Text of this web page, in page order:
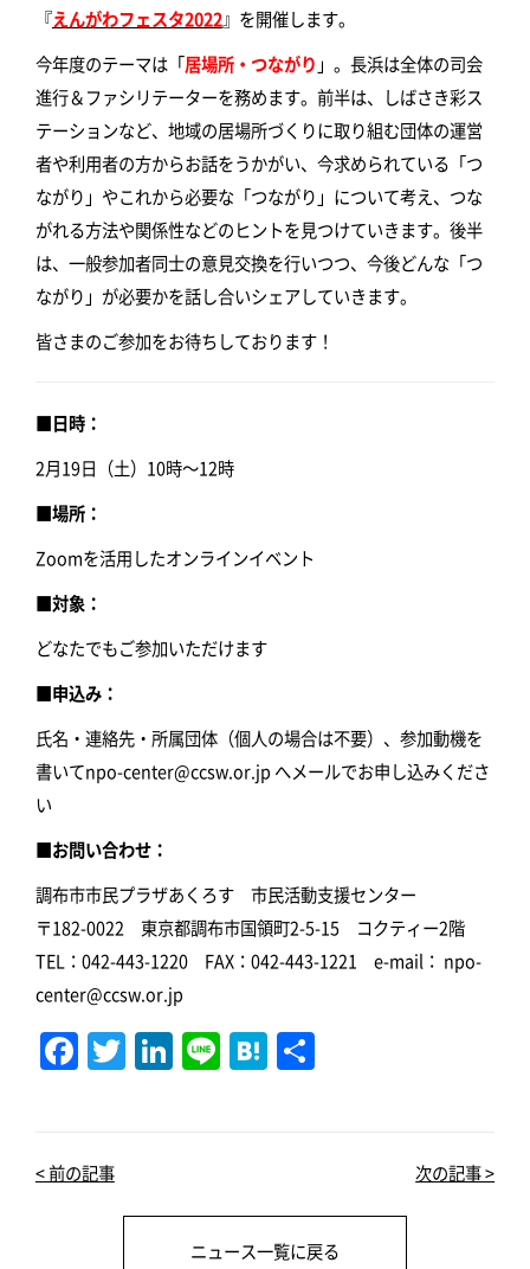
『えんがわフェスタ2022』を開催します。
今年度のテーマは「居場所・つながり 」。長浜は全体の司会
進行＆ファシリテーターを務めます。前半は、しばさき彩ス
テーションなど、地域の居場所づくりに取り組む団体の運営
者や利用者の方からお話をうかがい、今求められている「つ
ながり」やこれから必要な「つながり」について考え、つな
がれる方法や関係性などのヒントを見つけていきます。後半
は、一般参加者同士の意見交換を行いつつ、今後どんな「つ
ながり」が必要かを話し合いシェアしていきます。
皆さまのご参加をお待ちしております！
■日時：
2月19日（土）10時～12時
■場所：
Zoomを活用したオンラインイベント
■対象：
どなたでもご参加いただけます
■申込み：
氏名・連絡先・所属団体（個人の場合は不要）、参加動機を
書いてnpo-center@ccsw.or.jp へメールでお申し込みくださ
い
■お問い合わせ：
調布市市民プラザあくろす 市民活動支援センター
〒182-0022 東京都調布市国領町2-5-15 コクティー2階
TEL：042-443-1220 FAX：042-443-1221 e-mail： npo-
center@ccsw.or.jp
F
a
c
e
T
w
it
r
Li
n
k
dI
n
Li
n
e
H
at
e
a
共
< 前の記事 次の記事 >
ニュース一覧に戻る